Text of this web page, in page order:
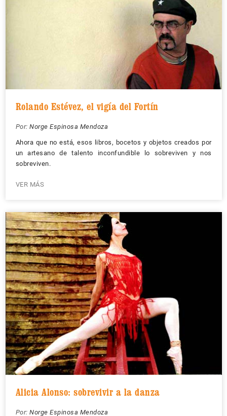
Rolando Estévez, el vigía del Fortín
Por: Norge Espinosa Mendoza
Ahora que no está, esos libros, bocetos y objetos creados por
un artesano de talento inconfundible lo sobreviven y nos
sobreviven.
VER MÁS
Alicia Alonso: sobrevivir a la danza
Por: Norge Espinosa Mendoza